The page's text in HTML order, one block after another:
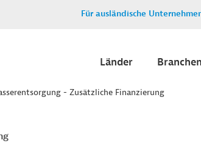
Für ausländische
Länder Branchen
- Zusätzliche Finanzierung